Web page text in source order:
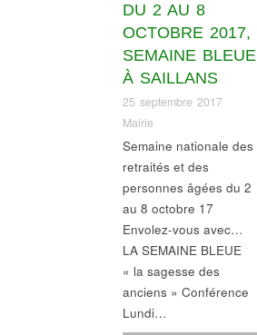
DU 2 AU 8
OCTOBRE 2017,
SEMAINE BLEUE
À SAILLANS
25 septembre 2017
Mairie
Semaine nationale des
retraités et des
personnes âgées du 2
au 8 octobre 17
Envolez-vous avec…
LA SEMAINE BLEUE
« la sagesse des
anciens » Conférence
Lundi…